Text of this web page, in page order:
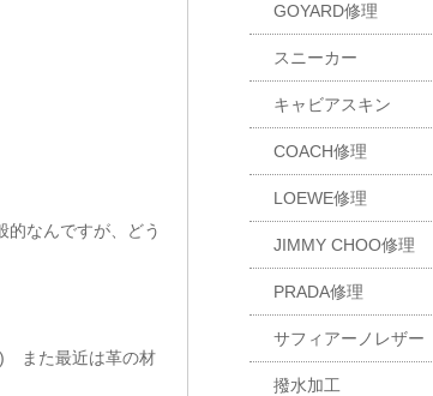
的なんですが、どう
また最近は革の材
GOYARD修理
スニーカー
キャビアスキン
COACH修理
LOEWE修理
JIMMY CHOO修理
PRADA修理
サフィアーノレザー
撥水加工